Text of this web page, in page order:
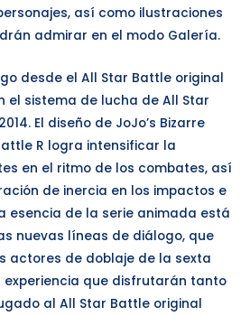
así como ilustraciones
admirar en el modo Galería.
desde el All Star Battle original
el sistema de lucha de All Star
El diseño de JoJo’s Bizarre
R logra intensificar la
en el ritmo de los combates, así
de inercia en los impactos e
esencia de la serie animada está
nuevas líneas de diálogo, que
actores de doblaje de la sexta
experiencia que disfrutarán tanto
al All Star Battle original